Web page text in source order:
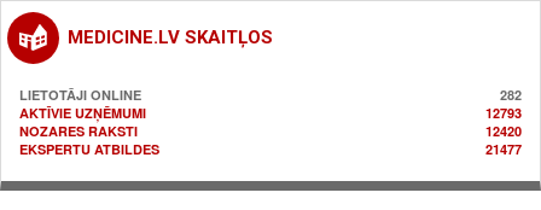
MEDICINE.LV SKAITĻOS
LIETOTĀJI ONLINE
282
AKTĪVIE UZŅĒMUMI
12793
NOZARES RAKSTI
12420
EKSPERTU ATBILDES
21477